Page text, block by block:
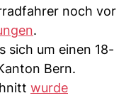
noch vor
.
sich um einen 18-
Bern.
wurde